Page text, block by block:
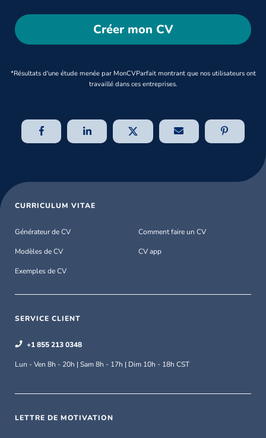
Créer mon CV
*Résultats d'une étude menée par MonCVParfait montrant que nos utilisateurs ont
travaillé dans ces entreprises.
CURRICULUM VITAE
Générateur de CV
Modèles de CV
Exemples de CV
Comment faire un CV
CV app
SERVICE CLIENT
+1 855 213 0348
Lun - Ven 8h - 20h | Sam 8h - 17h | Dim 10h - 18h CST
LETTRE DE MOTIVATION